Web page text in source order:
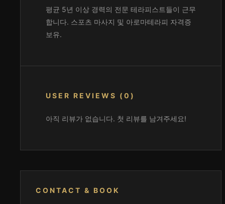
평균 5년 이상 경력의 전문 테라피스트들이 근무
합니다. 스포츠 마사지 및 아로마테라피 자격증
보유.
USER REVIEWS (0)
아직 리뷰가 없습니다. 첫 리뷰를 남겨주세요!
CONTACT & BOOK